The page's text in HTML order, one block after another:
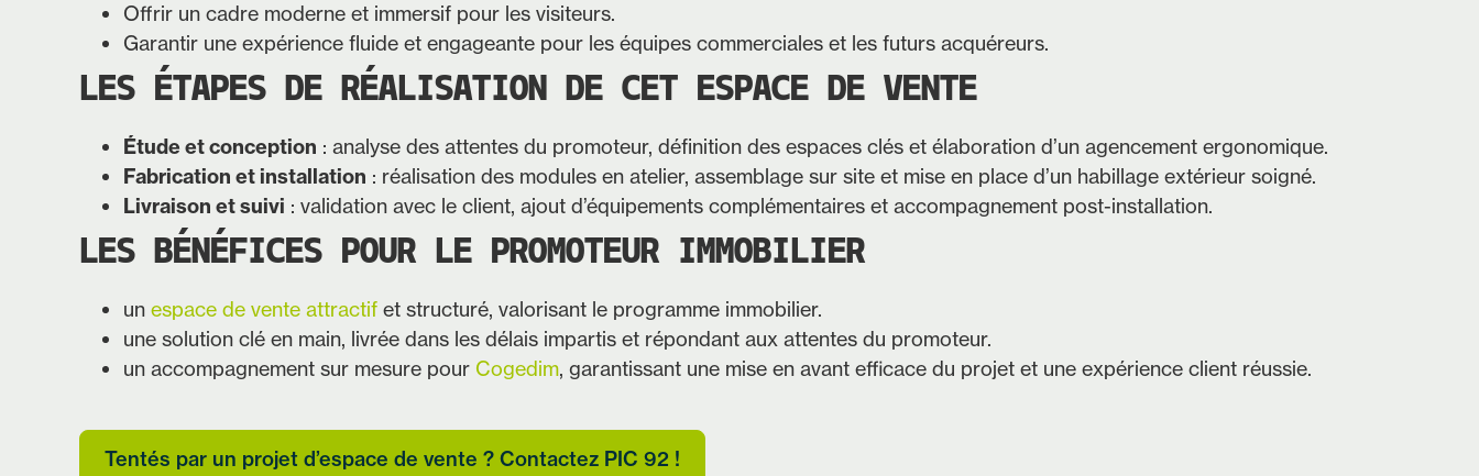
Offrir un cadre moderne et immersif pour les visiteurs.
Garantir une expérience fluide et engageante pour les équipes commerciales et les futurs acquéreurs.
LES ÉTAPES DE RÉALISATION DE CET ESPACE DE VENTE
Étude et conception : analyse des attentes du promoteur, définition des espaces clés et élaboration d’un agencement ergonomique.
Fabrication et installation : réalisation des modules en atelier, assemblage sur site et mise en place d’un habillage extérieur soigné.
Livraison et suivi : validation avec le client, ajout d’équipements complémentaires et accompagnement post-installation.
LES BÉNÉFICES POUR LE PROMOTEUR IMMOBILIER
un espace de vente attractif et structuré, valorisant le programme immobilier.
une solution clé en main, livrée dans les délais impartis et répondant aux attentes du promoteur.
un accompagnement sur mesure pour Cogedim, garantissant une mise en avant efficace du projet et une expérience client réussie.
Tentés par un projet d’espace de vente ? Contactez PIC 92 !